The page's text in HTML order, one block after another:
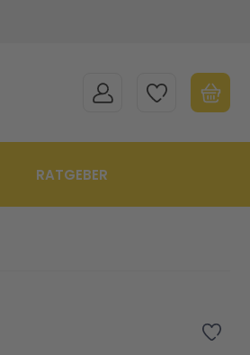
MEIN KONTOMEINE WUNSCHLISTE
RATGEBER
Zur